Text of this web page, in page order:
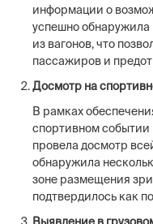
информации о
успешно обнаружила
из вагонов, что
пассажиров и
Досмотр на
В рамках
спортивном событии
провела досмотр
обнаружила
зоне размещения
подтвердилось как